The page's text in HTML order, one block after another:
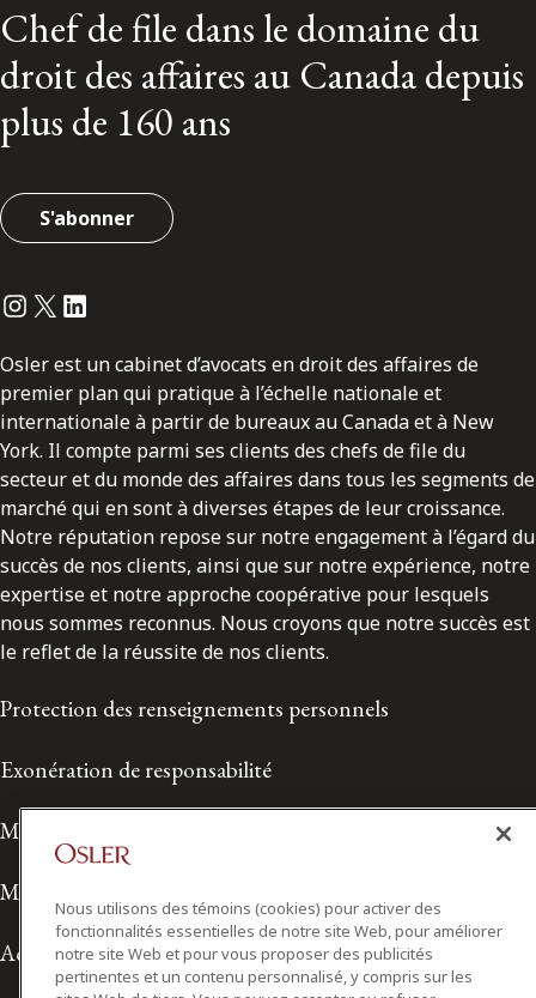
Chef de file dans le domaine du
droit des affaires au Canada depuis
plus de 160 ans
S'abonner
Instagram
Twitter
LinkedIn
Osler est un cabinet d’avocats en droit des affaires de
premier plan qui pratique à l’échelle nationale et
internationale à partir de bureaux au Canada et à New
York. Il compte parmi ses clients des chefs de file du
secteur et du monde des affaires dans tous les segments de
marché qui en sont à diverses étapes de leur croissance.
Notre réputation repose sur notre engagement à l’égard du
succès de nos clients, ainsi que sur notre expérience, notre
expertise et notre approche coopérative pour lesquels
nous sommes reconnus. Nous croyons que notre succès est
le reflet de la réussite de nos clients.
Protection des renseignements personnels
Exonération de responsabilité
Modalités de prestation de services
Modalités d'utilisation
Accessibilité
Nous utilisons des témoins (cookies) pour activer des
fonctionnalités essentielles de notre site Web, pour améliorer
notre site Web et pour vous proposer des publicités
pertinentes et un contenu personnalisé, y compris sur les